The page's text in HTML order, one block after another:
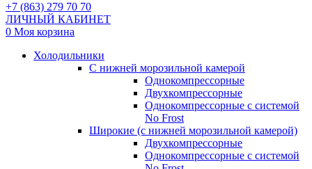
+7 (863) 279 70 70
ЛИЧНЫЙ КАБИНЕТ
0 Моя корзина
Холодильники
С нижней морозильной камерой
Однокомпрессорные
Двухкомпрессорные
Однокомпрессорные с системой
No Frost
Широкие (с нижней морозильной камерой)
Двухкомпрессорные
Однокомпрессорные с системой